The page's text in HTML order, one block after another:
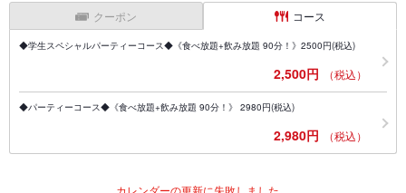
クーポン コース
◆学生スペシャルパーティーコース◆《食べ放題+飲み放題 90分！》2500円(税込)
2,500円 （税込）
◆パーティーコース◆《食べ放題+飲み放題 90分！》 2980円(税込)
2,980円 （税込）
カレンダーの更新に失敗しました。